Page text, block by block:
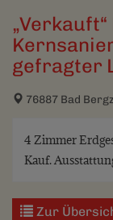
gefragter
76887 Bad
4 Zimmer
Kauf.
Zur